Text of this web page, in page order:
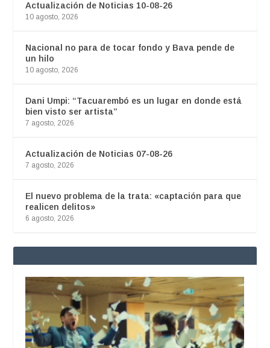
Actualización de Noticias 10-08-26
10 agosto, 2026
Nacional no para de tocar fondo y Bava pende de
un hilo
10 agosto, 2026
Dani Umpi: “Tacuarembó es un lugar en donde está
bien visto ser artista”
7 agosto, 2026
Actualización de Noticias 07-08-26
7 agosto, 2026
El nuevo problema de la trata: «captación para que
realicen delitos»
6 agosto, 2026